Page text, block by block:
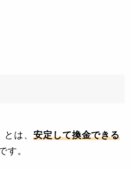
は、 安定して換金できる
す。